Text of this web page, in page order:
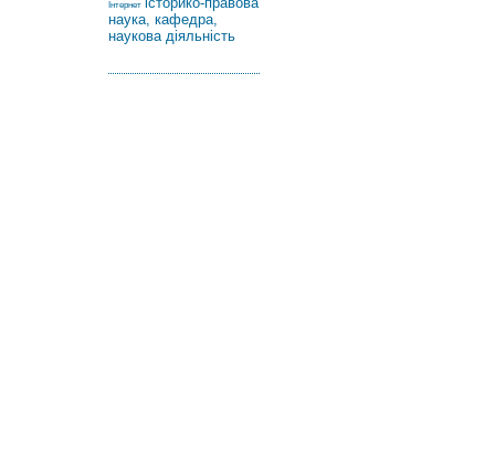
Інтернет
наука, кафедра,
наукова діяльність